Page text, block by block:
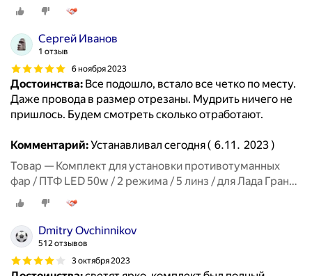
ФЛ, Lada Granta FL
Сергей Иванов
1 отзыв
6 ноября 2023
Достоинства: Все подошло, встало все четко по месту.
Даже провода в размер отрезаны. Мудрить ничего не
пришлось. Будем смотреть сколько отработают.
Комментарий:Устанавливал сегодня ( 6.11. 2023 )
Товар — Комплект для установки противотуманных
фар / ПТФ LED 50w / 2 режима / 5 линз / для Лада Гранта
ФЛ, Lada Granta FL
Dmitry Ovchinnikov
512 отзывов
3 октября 2023